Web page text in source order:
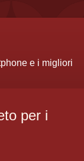
e i migliori
per i